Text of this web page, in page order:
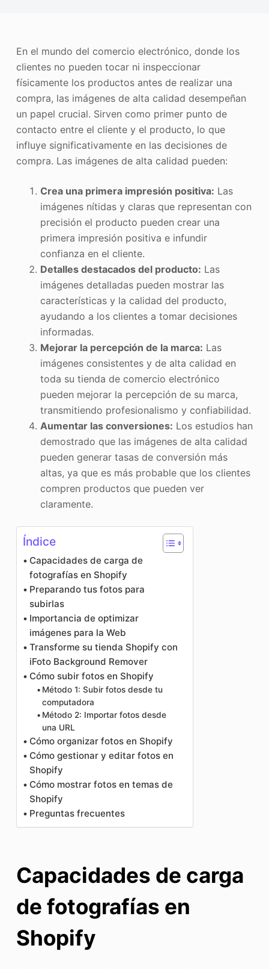
En el mundo del comercio electrónico, donde los
clientes no pueden tocar ni inspeccionar
físicamente los productos antes de realizar una
compra, las imágenes de alta calidad desempeñan
un papel crucial. Sirven como primer punto de
contacto entre el cliente y el producto, lo que
influye significativamente en las decisiones de
compra. Las imágenes de alta calidad pueden:
Crea una primera impresión positiva: Las
imágenes nítidas y claras que representan con
precisión el producto pueden crear una
primera impresión positiva e infundir
confianza en el cliente.
Detalles destacados del producto: Las
imágenes detalladas pueden mostrar las
características y la calidad del producto,
ayudando a los clientes a tomar decisiones
informadas.
Mejorar la percepción de la marca: Las
imágenes consistentes y de alta calidad en
toda su tienda de comercio electrónico
pueden mejorar la percepción de su marca,
transmitiendo profesionalismo y confiabilidad.
Aumentar las conversiones: Los estudios han
demostrado que las imágenes de alta calidad
pueden generar tasas de conversión más
altas, ya que es más probable que los clientes
compren productos que pueden ver
claramente.
Índice
Capacidades de carga de
fotografías en Shopify
Preparando tus fotos para
subirlas
Importancia de optimizar
imágenes para la Web
Transforme su tienda Shopify con
iFoto Background Remover
Cómo subir fotos en Shopify
Método 1: Subir fotos desde tu
computadora
Método 2: Importar fotos desde
una URL
Cómo organizar fotos en Shopify
Cómo gestionar y editar fotos en
Shopify
Cómo mostrar fotos en temas de
Shopify
Preguntas frecuentes
Capacidades de carga
de fotografías en
Shopify